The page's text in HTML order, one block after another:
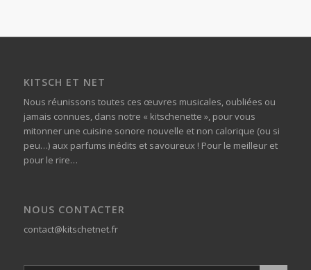
KITSCH ET NET
Nous réunissons toutes ces œuvres musicales, oubliées ou
jamais connues, dans notre « kitschenette », pour vous
mitonner une cuisine sonore nouvelle et non calorique (ou si
peu…) aux parfums inédits et savoureux ! Pour le meilleur et
pour le rire…
NOUS CONTACTER
contact@kitschetnet.fr